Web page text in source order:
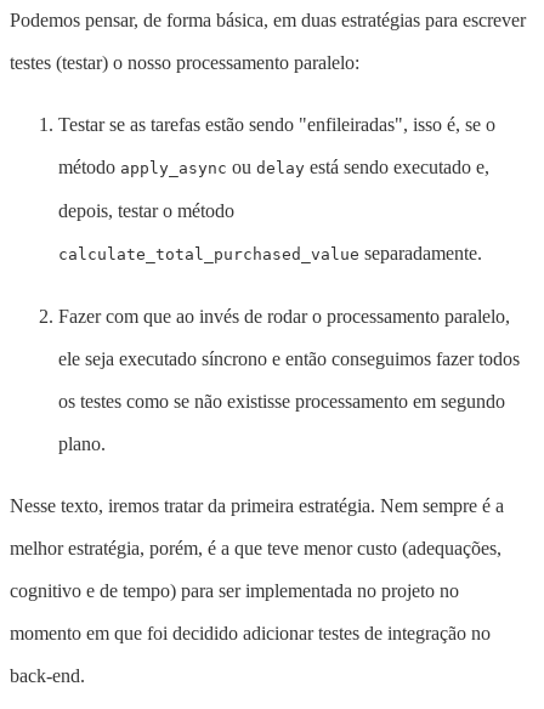
Podemos pensar, de forma básica, em duas estratégias para escrever
testes (testar) o nosso processamento paralelo:
Testar se as tarefas estão sendo "enfileiradas", isso é, se o
método apply_async ou delay está sendo executado e,
depois, testar o método
calculate_total_purchased_value separadamente.
Fazer com que ao invés de rodar o processamento paralelo,
ele seja executado síncrono e então conseguimos fazer todos
os testes como se não existisse processamento em segundo
plano.
Nesse texto, iremos tratar da primeira estratégia. Nem sempre é a
melhor estratégia, porém, é a que teve menor custo (adequações,
cognitivo e de tempo) para ser implementada no projeto no
momento em que foi decidido adicionar testes de integração no
back-end.